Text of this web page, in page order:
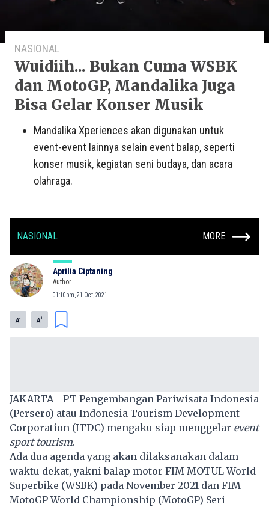
NASIONAL
Wuidiih... Bukan Cuma WSBK
dan MotoGP, Mandalika Juga
Bisa Gelar Konser Musik
Mandalika Xperiences akan digunakan untuk
event-event lainnya selain event balap, seperti
konser musik, kegiatan seni budaya, dan acara
olahraga.
NASIONAL MORE
Aprilia Ciptaning
Author
01:10pm, 21 Oct, 2021
A- A+
JAKARTA - PT Pengembangan Pariwisata Indonesia
(Persero) atau Indonesia Tourism Development
Corporation (ITDC) mengaku siap menggelar event
sport tourism.
Ada dua agenda yang akan dilaksanakan dalam
waktu dekat, yakni balap motor FIM MOTUL World
Superbike (WSBK) pada November 2021 dan FIM
MotoGP World Championship (MotoGP) Seri